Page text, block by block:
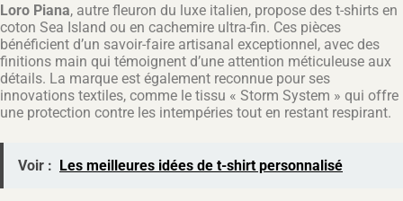
Loro Piana, autre fleuron du luxe italien, propose des t-shirts en
coton Sea Island ou en cachemire ultra-fin. Ces pièces
bénéficient d’un savoir-faire artisanal exceptionnel, avec des
finitions main qui témoignent d’une attention méticuleuse aux
détails. La marque est également reconnue pour ses
innovations textiles, comme le tissu « Storm System » qui offre
une protection contre les intempéries tout en restant respirant.
Voir : Les meilleures idées de t-shirt personnalisé